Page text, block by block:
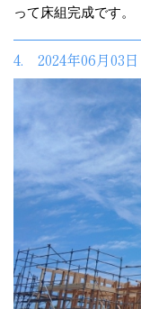
って床組完成です。
4. 2024年06月03日